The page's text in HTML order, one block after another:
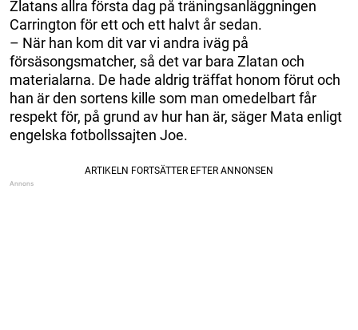
Zlatans allra första dag på träningsanläggningen
Carrington för ett och ett halvt år sedan.
– När han kom dit var vi andra iväg på
försäsongsmatcher, så det var bara Zlatan och
materialarna. De hade aldrig träffat honom förut och
han är den sortens kille som man omedelbart får
respekt för, på grund av hur han är, säger Mata enligt
engelska fotbollssajten Joe.